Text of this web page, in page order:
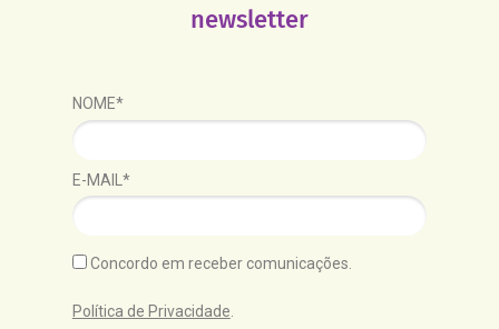
newsletter
NOME*
E-MAIL*
Concordo em receber comunicações.
Política de Privacidade.